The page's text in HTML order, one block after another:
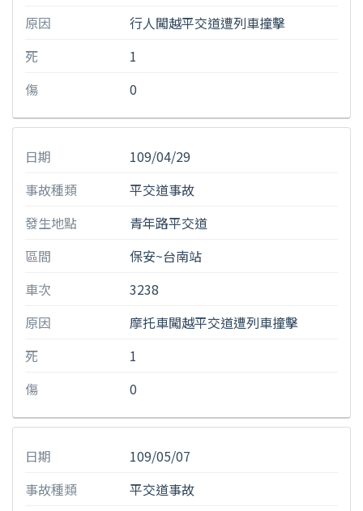
原因
行人闖越平交道遭列車撞擊
死
1
傷
0
日期
109/04/29
事故種類
平交道事故
發生地點
青年路平交道
區間
保安~台南站
車次
3238
原因
摩托車闖越平交道遭列車撞擊
死
1
傷
0
日期
109/05/07
事故種類
平交道事故